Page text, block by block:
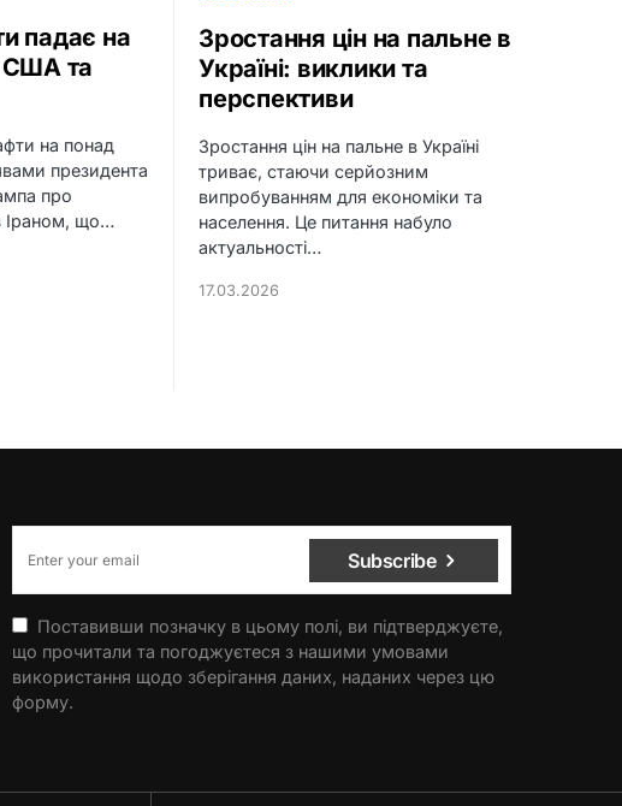
падає на
США та
на понад
президента
про
Іраном, що…
Зростання цін на пальне в
Україні: виклики та
перспективи
Зростання цін на пальне в Україні
триває, стаючи серйозним
випробуванням для економіки та
населення. Це питання набуло
актуальності…
17.03.2026
Subscribe
Поставивши позначку в цьому полі, ви підтверджуєте,
що прочитали та погоджуєтеся з нашими умовами
використання щодо зберігання даних, наданих через цю
форму.